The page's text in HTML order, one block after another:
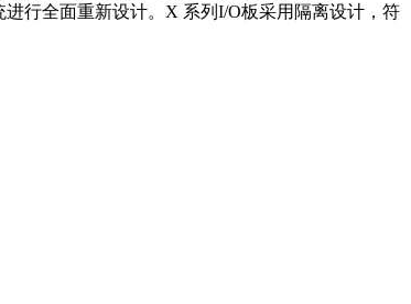
行全面重新设计。X 系列I/O板采用隔离设计，符